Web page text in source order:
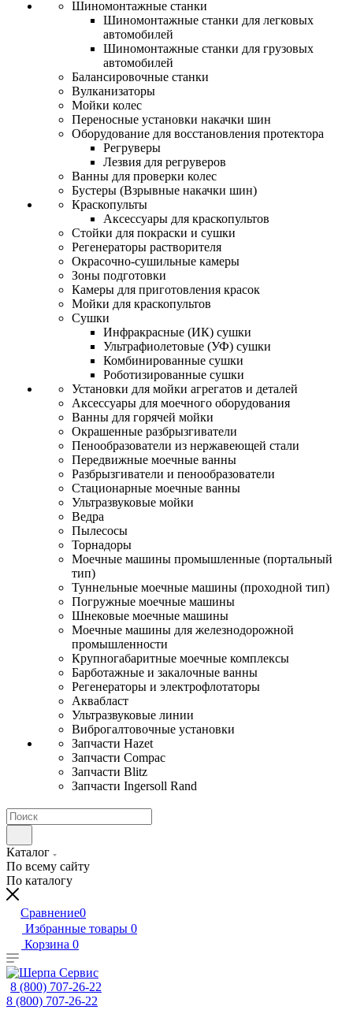
Шиномонтажные станки
Шиномонтажные станки для легковых
автомобилей
Шиномонтажные станки для грузовых
автомобилей
Балансировочные станки
Вулканизаторы
Мойки колес
Переносные установки накачки шин
Оборудование для восстановления протектора
Регруверы
Лезвия для регруверов
Ванны для проверки колес
Бустеры (Взрывные накачки шин)
Краскопульты
Аксессуары для краскопультов
Стойки для покраски и сушки
Регенераторы растворителя
Окрасочно-сушильные камеры
Зоны подготовки
Камеры для приготовления красок
Мойки для краскопультов
Сушки
Инфракрасные (ИК) сушки
Ультрафиолетовые (УФ) сушки
Комбинированные сушки
Роботизированные сушки
Установки для мойки агрегатов и деталей
Аксессуары для моечного оборудования
Ванны для горячей мойки
Окрашенные разбрызгиватели
Пенообразователи из нержавеющей стали
Передвижные моечные ванны
Разбрызгиватели и пенообразователи
Стационарные моечные ванны
Ультразвуковые мойки
Ведра
Пылесосы
Торнадоры
Моечные машины промышленные (портальный
тип)
Туннельные моечные машины (проходной тип)
Погружные моечные машины
Шнековые моечные машины
Моечные машины для железнодорожной
промышленности
Крупногабаритные моечные комплексы
Барботажные и закалочные ванны
Регенераторы и электрофлотаторы
Аквабласт
Ультразвуковые линии
Виброгалтовочные установки
Запчасти Hazet
Запчасти Compac
Запчасти Blitz
Запчасти Ingersoll Rand
Каталог
По всему сайту
По каталогу
Сравнение0
Избранные товары 0
Корзина 0
8 (800) 707-26-22
8 (800) 707-26-22